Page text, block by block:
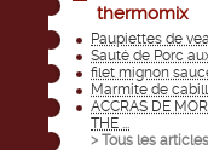
thermomix
Paupiettes de
Sauté de Porc
filet mignon
Marmite de
ACCRAS DE
THE ...
> Tous les